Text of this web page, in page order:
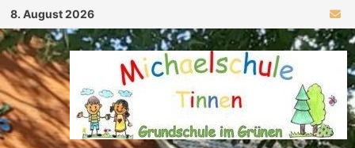
Zum
Inhalt
springen
8. August 2026